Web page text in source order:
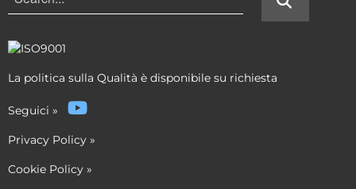
La politica sulla Qualità è disponibile su richiesta
Seguici »
Privacy Policy »
Cookie Policy »